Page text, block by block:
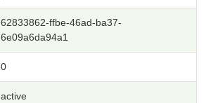
62833862-ffbe-46ad-ba37-
6e09a6da94a1
0
active